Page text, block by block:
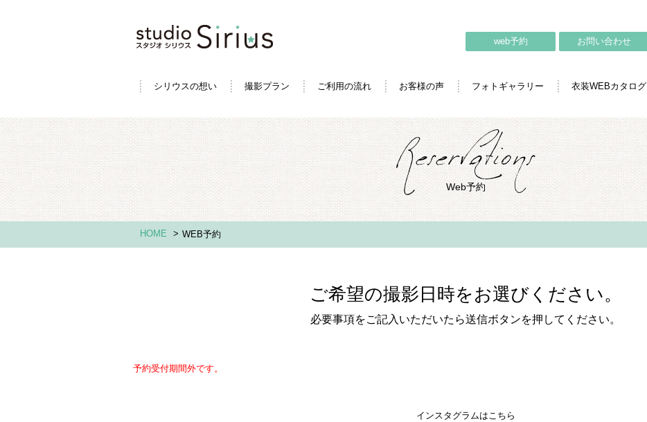
シリウスの想い 撮影プラン ご利用の流れ お客様の声 フォトギャラリー 衣装WEBカタログ
web予約 お問い合わせ
Web予約
HOME > WEB予約
ご希望の撮影日時をお選びください。
必要事項をご記入いただいたら送信ボタンを押してください。
予約受付期間外です。
インスタグラムはこちら